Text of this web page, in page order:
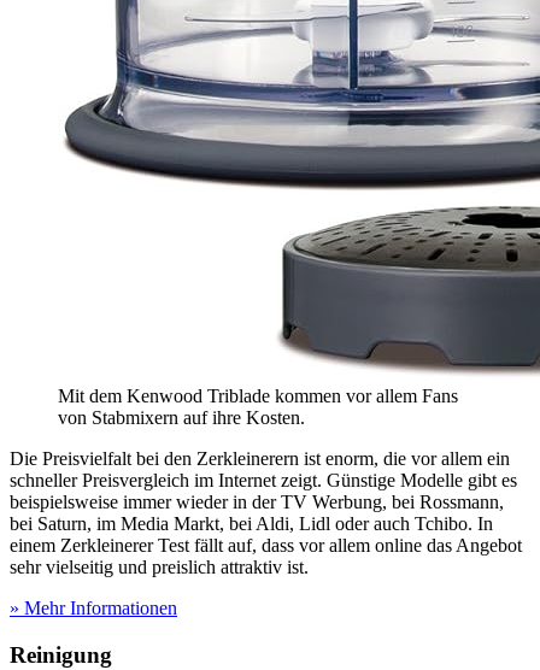
Mit dem Kenwood Triblade kommen vor allem Fans
von Stabmixern auf ihre Kosten.
Die Preisvielfalt bei den Zerkleinerern ist enorm, die vor allem ein
schneller Preisvergleich im Internet zeigt. Günstige Modelle gibt es
beispielsweise immer wieder in der TV Werbung, bei Rossmann,
bei Saturn, im Media Markt, bei Aldi, Lidl oder auch Tchibo. In
einem Zerkleinerer Test fällt auf, dass vor allem online das Angebot
sehr vielseitig und preislich attraktiv ist.
» Mehr Informationen
Reinigung